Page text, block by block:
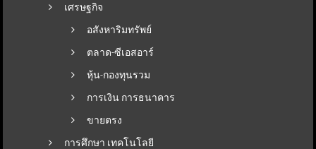
เศรษฐกิจ
อสังหาริมทรัพย์
ตลาด-ซีเอสอาร์
หุ้น-กองทุนรวม
การเงิน การธนาคาร
ขายตรง
การศึกษา เทคโนโลยี